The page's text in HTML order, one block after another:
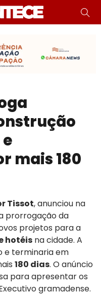
mais 180
Tissot, anunciou na
prorrogação da
projetos para a
hotéis na cidade. A
e terminaria em
180 dias. O anúncio
para apresentar os
gramadense.